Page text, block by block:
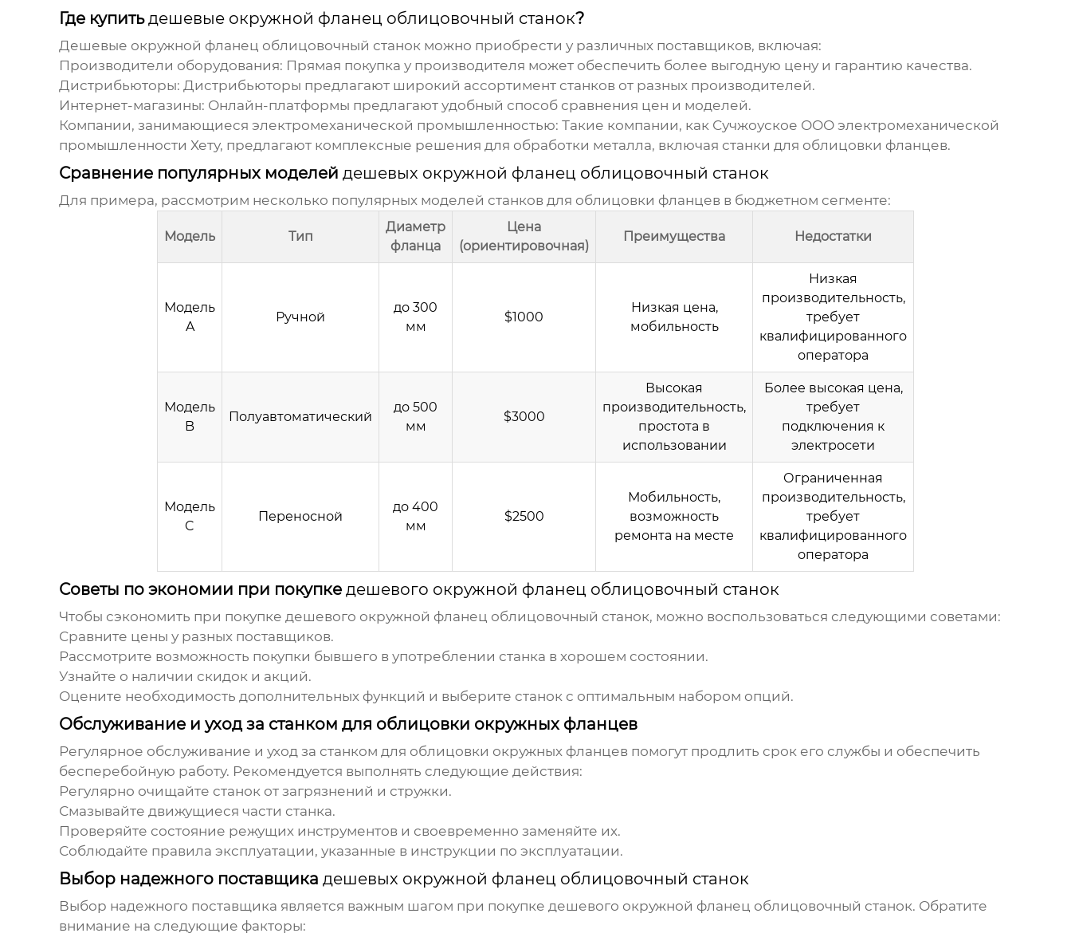
Где купитьдешевые окружной фланец облицовочный станок?
Дешевые окружной фланец облицовочный станокможно приобрести у различных поставщиков, включая:
Производители оборудования: Прямая покупка у производителя может обеспечить более выгодную цену и гарантию качества.
Дистрибьюторы: Дистрибьюторы предлагают широкий ассортимент станков от разных производителей.
Интернет-магазины: Онлайн-платформы предлагают удобный способ сравнения цен и моделей.
Компании, занимающиеся электромеханической промышленностью: Такие компании, как Сучжоуское ООО электромеханической
промышленности Хету, предлагают комплексные решения для обработки металла, включая станки для облицовки фланцев.
Сравнение популярных моделей дешевых окружной фланец облицовочный станок
Для примера, рассмотрим несколько популярных моделей станков для облицовки фланцев в бюджетном сегменте:
Модель Тип
Диаметр
фланца
Цена
(ориентировочная)
Преимущества Недостатки
Модель
A
Ручной
до 300
мм
$1000
Низкая цена,
мобильность
Низкая
производительность,
требует
квалифицированного
оператора
Модель
B
Полуавтоматический
до 500
мм
$3000
Высокая
производительность,
простота в
использовании
Более высокая цена,
требует
подключения к
электросети
Модель
C
Переносной
до 400
мм
$2500
Мобильность,
возможность
ремонта на месте
Ограниченная
производительность,
требует
квалифицированного
оператора
Советы по экономии при покупке дешевого окружной фланец облицовочный станок
Чтобы сэкономить при покупке дешевого окружной фланец облицовочный станок, можно воспользоваться следующими советами:
Сравните цены у разных поставщиков.
Рассмотрите возможность покупки бывшего в употреблении станка в хорошем состоянии.
Узнайте о наличии скидок и акций.
Оцените необходимость дополнительных функций и выберите станок с оптимальным набором опций.
Обслуживание и уход за станком для облицовки окружных фланцев
Регулярное обслуживание и уход за станком для облицовки окружных фланцев помогут продлить срок его службы и обеспечить
бесперебойную работу. Рекомендуется выполнять следующие действия:
Регулярно очищайте станок от загрязнений и стружки.
Смазывайте движущиеся части станка.
Проверяйте состояние режущих инструментов и своевременно заменяйте их.
Соблюдайте правила эксплуатации, указанные в инструкции по эксплуатации.
Выбор надежного поставщика дешевых окружной фланец облицовочный станок
Выбор надежного поставщика является важным шагом при покупке дешевого окружной фланец облицовочный станок. Обратите
внимание на следующие факторы: